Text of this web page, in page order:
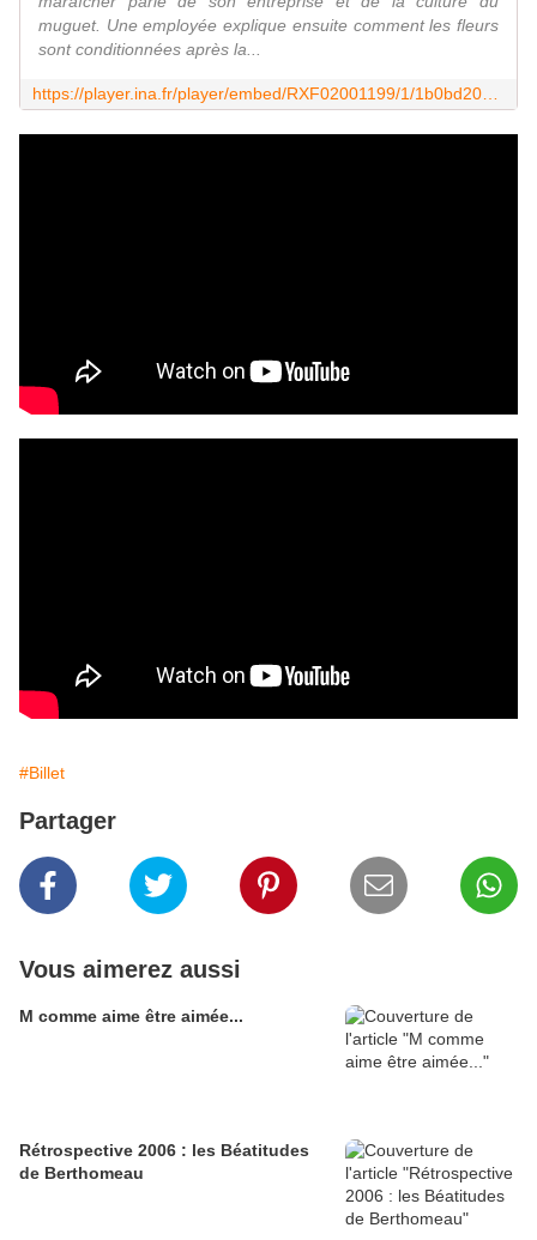
muguet. Une employée explique ensuite comment les fleurs
sont conditionnées après la...
https://player.ina.fr/player/embed/RXF02001199/1/1b0bd203fbcd702f9bc9b10ac3d0fc21/460/259/1
#Billet
Partager
Vous aimerez aussi
M comme aime être aimée...
Rétrospective 2006 : les Béatitudes
de Berthomeau